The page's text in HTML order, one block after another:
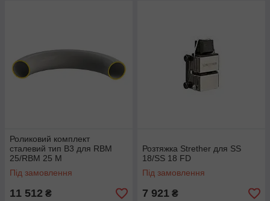
Роликовий комплект
сталевий тип B3 для RBM
25/RBM 25 M
Під замовлення
11 512 ₴
Розтяжка Strether для SS
18/SS 18 FD
Під замовлення
7 921 ₴